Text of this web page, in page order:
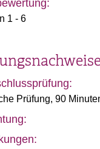
1 - 6
Prüfung, 90